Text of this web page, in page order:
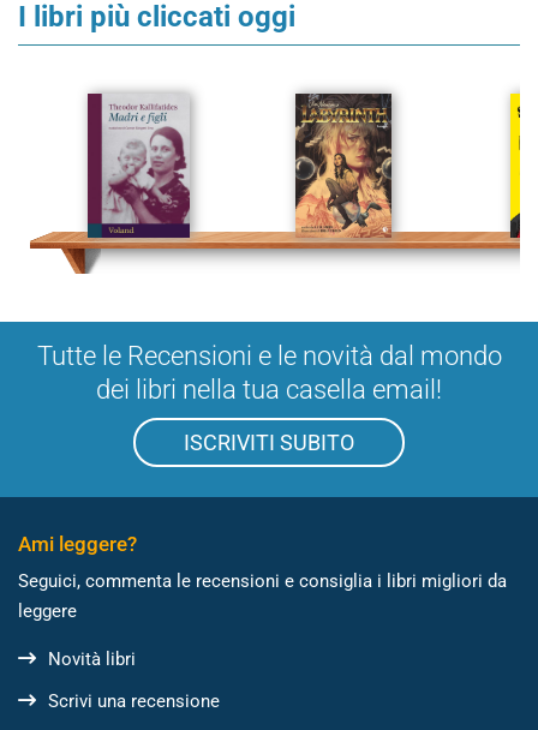
I libri più cliccati oggi
Tutte le Recensioni e le novità dal mondo
dei libri nella tua casella email!
ISCRIVITI SUBITO
Ami leggere?
Seguici, commenta le recensioni e consiglia i libri migliori da
leggere
Novità libri
Scrivi una recensione